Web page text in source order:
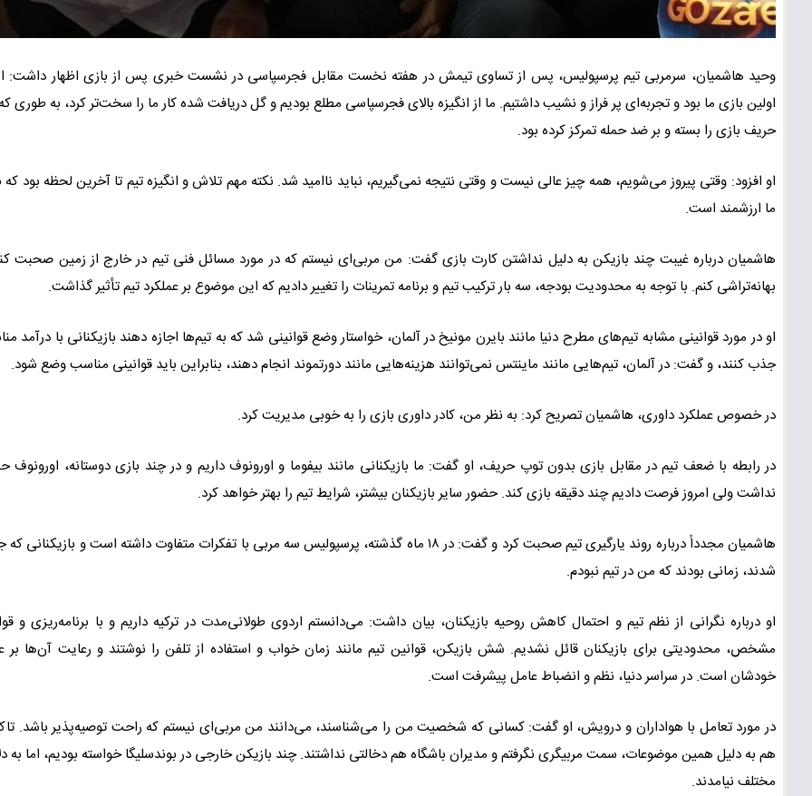
وحید هاشمیان، سرمربی تیم پرسپولیس، پس از تساوی تیمش در هفته نخست مقابل فجرسپاسی در نشست خبری پس از بازی اظهار داشت:
اولین بازی ما بود و تجربه‌ای پر فراز و نشیب داشتیم. ما از انگیزه بالای فجرسپاسی مطلع بودیم و گل دریافت شده کار ما را سخت‌تر کرد، به طوری
حریف بازی را بسته و بر ضد حمله تمرکز کرده بود.
او افزود: وقتی پیروز می‌شویم، همه چیز عالی نیست و وقتی نتیجه نمی‌گیریم، نباید ناامید شد. نکته مهم تلاش و انگیزه تیم تا آخرین لحظه بود که
ما ارزشمند است.
هاشمیان درباره غیبت چند بازیکن به دلیل نداشتن کارت بازی گفت: من مربی‌ای نیستم که در مورد مسائل فنی تیم در خارج از زمین صحبت
بهانه‌تراشی کنم. با توجه به محدودیت بودجه، سه بار ترکیب تیم و برنامه تمرینات را تغییر دادیم که این موضوع بر عملکرد تیم تأثیر گذاشت.
او در مورد قوانینی مشابه تیم‌های مطرح دنیا مانند بایرن مونیخ در آلمان، خواستار وضع قوانینی شد که به تیم‌ها اجازه دهند بازیکنانی با درآمد
جذب کنند، و گفت: در آلمان، تیم‌هایی مانند ماینتس نمی‌توانند هزینه‌هایی مانند دورتموند انجام دهند، بنابراین باید قوانینی مناسب وضع شود.
در خصوص عملکرد داوری، هاشمیان تصریح کرد: به نظر من، کادر داوری بازی را به خوبی مدیریت کرد.
در رابطه با ضعف تیم در مقابل بازی بدون توپ حریف، او گفت: ما بازیکنانی مانند بیفوما و اورونوف داریم و در چند بازی دوستانه، اورونوف
نداشت ولی امروز فرصت دادیم چند دقیقه بازی کند. حضور سایر بازیکنان بیشتر، شرایط تیم را بهتر خواهد کرد.
هاشمیان مجدداً درباره روند یارگیری تیم صحبت کرد و گفت: در ۱۸ ماه گذشته، پرسپولیس سه مربی با تفکرات متفاوت داشته است و
شدند، زمانی بودند که من در تیم نبودم.
او درباره نگرانی از نظم تیم و احتمال کاهش روحیه بازیکنان، بیان داشت: می‌دانستم اردوی طولانی‌مدت در ترکیه داریم و با برنامه‌ریزی و
مشخص، محدودیتی برای بازیکنان قائل نشدیم. شش بازیکن، قوانین تیم مانند زمان خواب و استفاده از تلفن را نوشتند و رعایت آن‌ها بر
خودشان است. در سراسر دنیا، نظم و انضباط عامل پیشرفت است.
در مورد تعامل با هواداران و درویش، او گفت: کسانی که شخصیت من را می‌شناسند، می‌دانند من مربی‌ای نیستم که راحت توصیه‌پذیر باشد.
هم به دلیل همین موضوعات، سمت مربیگری نگرفتم و مدیران باشگاه هم دخالتی نداشتند. چند بازیکن خارجی در بوندسلیگا خواسته بودیم، اما به
مختلف نیامدند.